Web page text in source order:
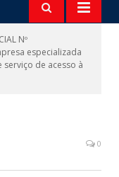
Nº
especializada
de acesso à
0